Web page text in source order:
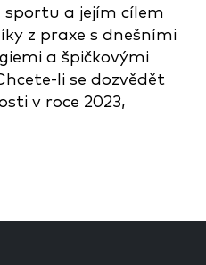
sportu a jejím cílem
z praxe s dnešními
a špičkovými
li se dozvědět
v roce 2023,